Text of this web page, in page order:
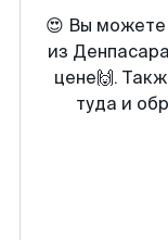
😍 Вы можете
из
цене🙌.
туда и